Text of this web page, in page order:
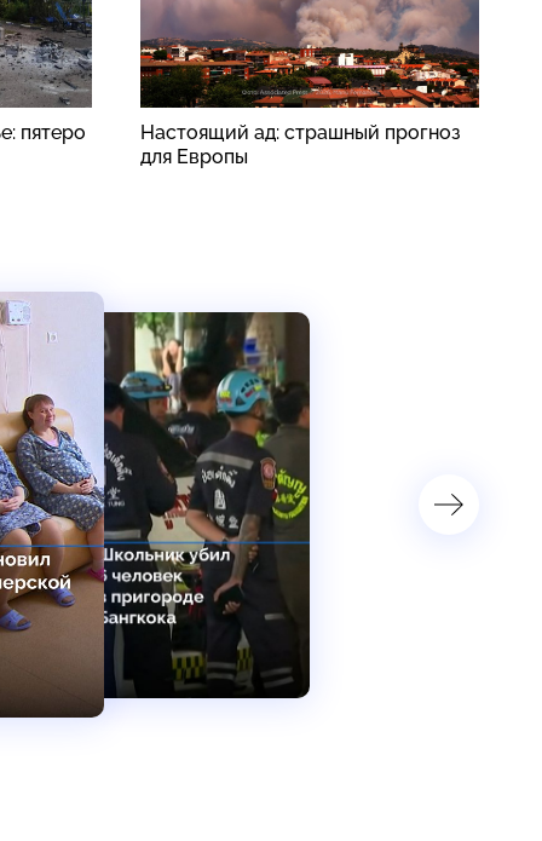
пятеро
Настоящий ад: страшный прогноз
для Европы